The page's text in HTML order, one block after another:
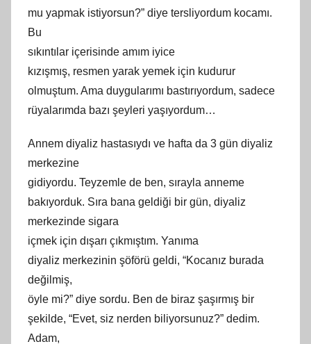
mu yapmak istiyorsun?” diye tersliyordum kocamı.
Bu
sıkıntılar içerisinde amım iyice
kızışmış, resmen yarak yemek için kudurur
olmuştum. Ama duygularımı bastırıyordum, sadece
rüyalarımda bazı şeyleri yaşıyordum…
Annem diyaliz hastasıydı ve hafta da 3 gün diyaliz
merkezine
gidiyordu. Teyzemle de ben, sırayla anneme
bakıyorduk. Sıra bana geldiği bir gün, diyaliz
merkezinde sigara
içmek için dışarı çıkmıştım. Yanıma
diyaliz merkezinin şöförü geldi, “Kocanız burada
değilmiş,
öyle mi?” diye sordu. Ben de biraz şaşırmış bir
şekilde, “Evet, siz nerden biliyorsunuz?” dedim.
Adam,